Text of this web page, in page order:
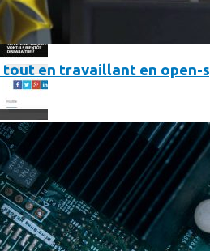
mobiles pour les pros ?
tout en travaillant en open-